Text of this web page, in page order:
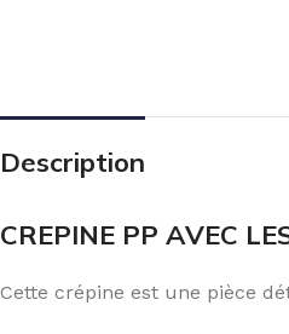
Description
CREPINE PP AVEC
Cette crépine est une pièce